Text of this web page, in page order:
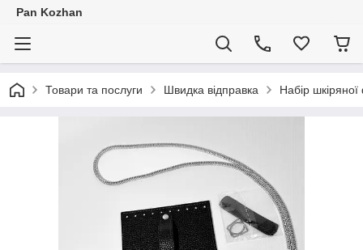
Pan Kozhan
Товари та послуги Швидка відправка Набір